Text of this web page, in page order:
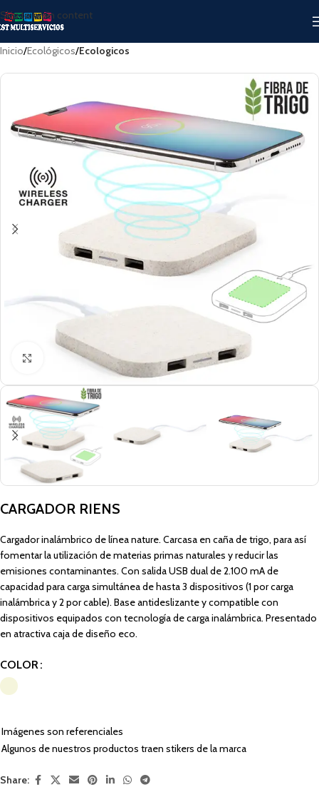
Skip to main content
Inicio Ecológicos Ecologicos
Click to enlarge
CARGADOR RIENS
Cargador inalámbrico de línea nature. Carcasa en caña de trigo, para así
fomentar la utilización de materias primas naturales y reducir las
emisiones contaminantes. Con salida USB dual de 2.100 mA de
capacidad para carga simultánea de hasta 3 dispositivos (1 por carga
inalámbrica y 2 por cable). Base antideslizante y compatible con
dispositivos equipados con tecnología de carga inalámbrica. Presentado
en atractiva caja de diseño eco.
COLOR
Imágenes son referenciales
Algunos de nuestros productos traen stikers de la marca
Share: